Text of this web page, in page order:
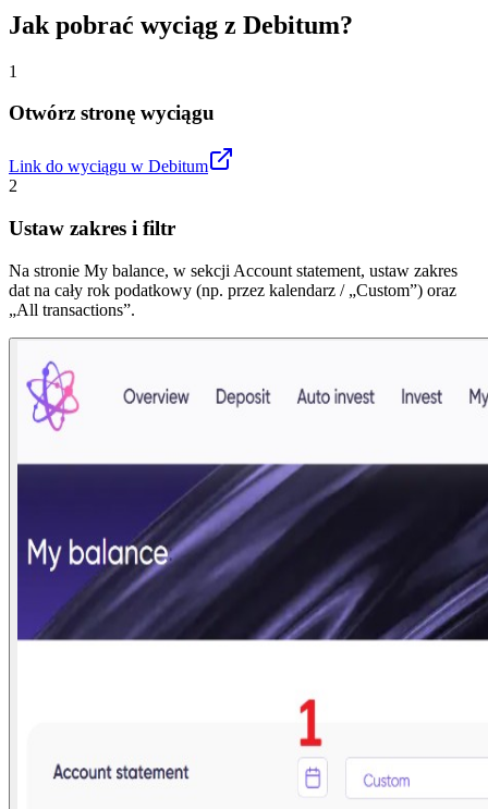
Jak pobrać wyciąg z Debitum?
1
Otwórz stronę wyciągu
Link do wyciągu w Debitum
2
Ustaw zakres i filtr
Na stronie My balance, w sekcji Account statement, ustaw zakres
dat na cały rok podatkowy (np. przez kalendarz / „Custom”) oraz
„All transactions”.